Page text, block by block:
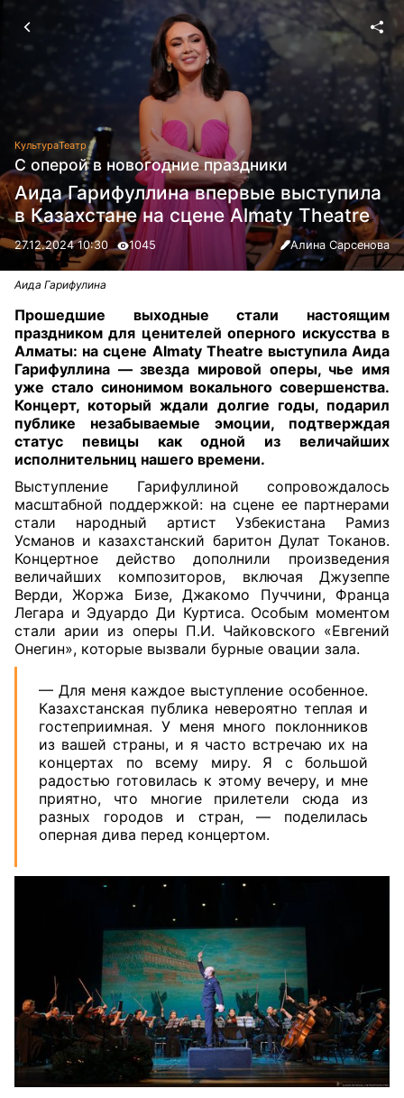
КультураТеатр
С оперой в новогодние праздники
Аида Гарифуллина впервые выступила
в Казахстане на сцене Almaty Theatre
27.12.2024 10:30 1045 Алина Сарсенова
Аида Гарифулина
Прошедшие выходные стали настоящим
праздником для ценителей оперного искусства в
Алматы: на сцене Almaty Theatre выступила Аида
Гарифуллина — звезда мировой оперы, чье имя
уже стало синонимом вокального совершенства.
Концерт, который ждали долгие годы, подарил
публике незабываемые эмоции, подтверждая
статус певицы как одной из величайших
исполнительниц нашего времени.
Выступление Гарифуллиной сопровождалось
масштабной поддержкой: на сцене ее партнерами
стали народный артист Узбекистана Рамиз
Усманов и казахстанский баритон Дулат Токанов.
Концертное действо дополнили произведения
величайших композиторов, включая Джузеппе
Верди, Жоржа Бизе, Джакомо Пуччини, Франца
Легара и Эдуардо Ди Куртиса. Особым моментом
стали арии из оперы П.И. Чайковского «Евгений
Онегин», которые вызвали бурные овации зала.
— Для меня каждое выступление особенное.
Казахстанская публика невероятно теплая и
гостеприимная. У меня много поклонников
из вашей страны, и я часто встречаю их на
концертах по всему миру. Я с большой
радостью готовилась к этому вечеру, и мне
приятно, что многие прилетели сюда из
разных городов и стран, — поделилась
оперная дива перед концертом.